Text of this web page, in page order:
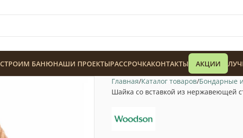
СТРОИМ БАНЮНАШИ ПРОЕКТЫРАССРОЧКАКОНТАКТЫ АКЦИИ
Главная Каталог товаров Бондарные
Шайка со вставкой из нержавеющей